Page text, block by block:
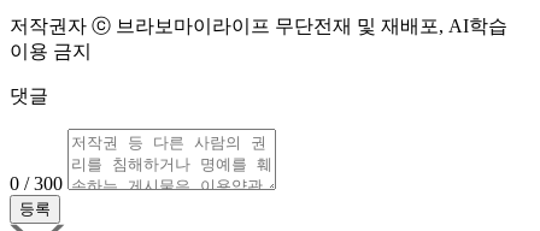
저작권자 ⓒ 브라보마이라이프 무단전재 및 재배포, AI학습
이용 금지
댓글
0 / 300